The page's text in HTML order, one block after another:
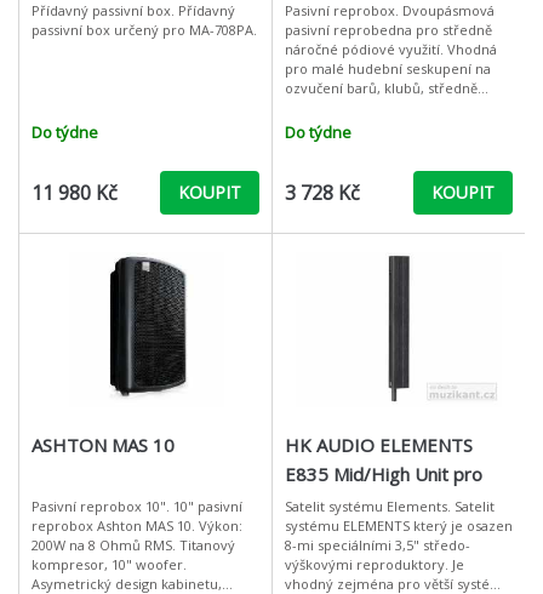
Přídavný passivní box. Přídavný
passivní box určený pro MA-708PA.
Do týdne
11 980 Kč KOUPIT
Pasivní reprobox. Dvoupásmová
pasivní reprobedna pro středně
náročné pódiové využití. Vhodná
pro malé hudební seskupení na
ozvučení barů, klubů, středně
osob. Výkon 250W / 8 ohm. V
dřevěné
Do týdne
3 728 Kč KOUPIT
ASHTON MAS 10
Pasivní reprobox 10". 10" pasivní
reprobox Ashton MAS 10. Výkon:
200W na 8 Ohmů RMS. Titanový
kompresor, 10" woofer.
Asymetrický design kabinetu,
HK AUDIO ELEMENTS
E835 Mid/High Unit pro
ozvučovací sestavu
Satelit systému Elements. Satelit
systému ELEMENTS který je osazen
8-mi speciálními 3,5" středo-
výškovými reproduktory. Je
vhodný zejména pro větší systémy